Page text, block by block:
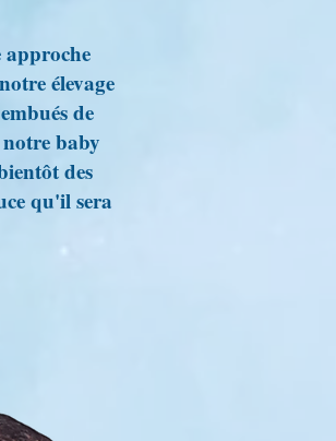
approche
élevage
de
baby
des
qu'il sera